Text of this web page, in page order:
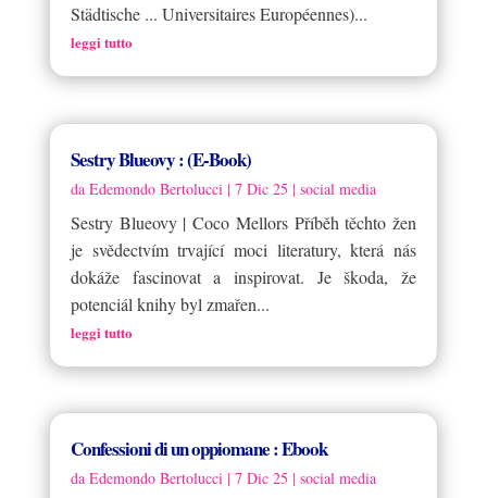
Städtische ... Universitaires Européennes)...
leggi tutto
Sestry Blueovy : (E-Book)
da Edemondo Bertolucci | 7 Dic 25 | social media
Sestry Blueovy | Coco Mellors Příběh těchto žen
je svědectvím trvající moci literatury, která nás
dokáže fascinovat a inspirovat. Je škoda, že
potenciál knihy byl zmařen...
leggi tutto
Confessioni di un oppiomane : Ebook
da Edemondo Bertolucci| 7 Dic 25 | social media